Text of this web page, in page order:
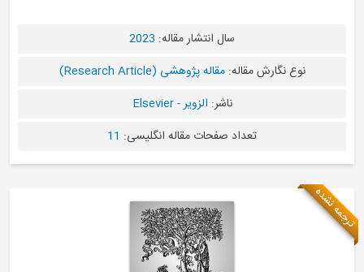
سال انتشار مقاله:2023
نوع نگارش مقاله:مقاله پژوهشی (Research Article)
ناشر:الزویر - Elsevier
تعداد صفحات مقاله انگلیسی:11
نشده